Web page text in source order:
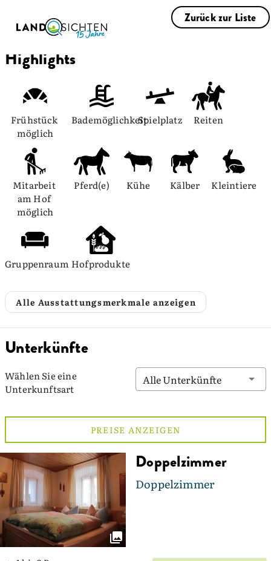
Zurück zur Liste
Highlights
Frühstück
möglich
BademöglichkeitSpielplatz Reiten
Mitarbeit
am Hof
möglich
Pferd(e) Kühe Kälber Kleintiere
Gruppenraum Hofprodukte
Alle Ausstattungsmerkmale anzeigen
Unterkünfte
Wählen Sie eine
Unterkunftsart
Alle Unterkünfte
PREISE ANZEIGEN
Doppelzimmer
Doppelzimmer